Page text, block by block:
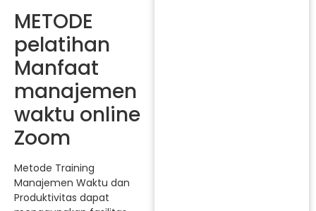
METODE
pelatihan
Manfaat
manajemen
waktu online
Zoom
Metode Training
Manajemen Waktu dan
Produktivitas dapat